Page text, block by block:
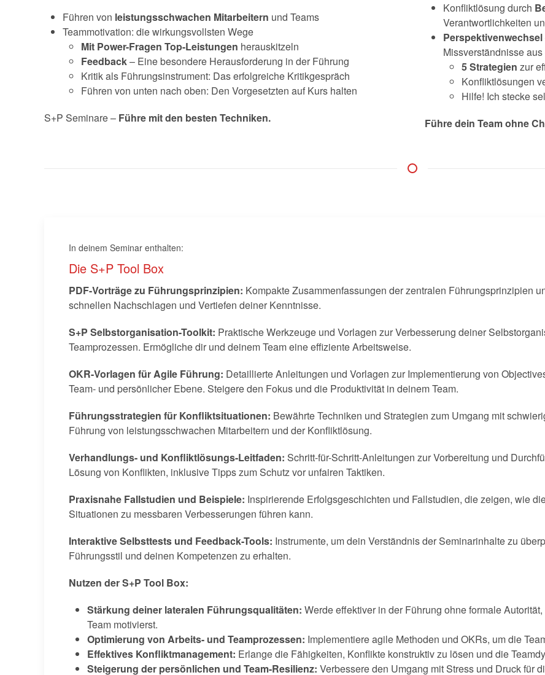
Führen von leistungsschwachen Mitarbeitern und Teams
Teammotivation: die wirkungsvollsten Wege
Mit Power-Fragen Top-Leistungen herauskitzeln
Feedback– Eine besondere Herausforderung in der Führung
Kritik als Führungsinstrument: Das erfolgreiche Kritikgespräch
Führen von unten nach oben: Den Vorgesetzten auf Kurs halten
S+P Seminare – Führe mit den besten Techniken.
Konfliktlösung durch
Verantwortlichkeiten
Perspektivenwechsel
Missverständnisse
5 Strategien zur
Konfliktlösungen
Hilfe! Ich stecke
Führe dein Team ohne
In deinem Seminar enthalten:
Die S+P Tool Box
PDF-Vorträge zu Führungsprinzipien: Kompakte Zusammenfassungen der zentralen Führungsprinzipien
schnellen Nachschlagen und Vertiefen deiner Kenntnisse.
S+P Selbstorganisation-Toolkit: Praktische Werkzeuge und Vorlagen zur Verbesserung deiner
Teamprozessen. Ermögliche dir und deinem Team eine effiziente Arbeitsweise.
OKR-Vorlagen für Agile Führung: Detaillierte Anleitungen und Vorlagen zur Implementierung von
Team- und persönlicher Ebene. Steigere den Fokus und die Produktivität in deinem Team.
Führungsstrategien für Konfliktsituationen: Bewährte Techniken und Strategien zum Umgang mit
Führung von leistungsschwachen Mitarbeitern und der Konfliktlösung.
Verhandlungs- und Konfliktlösungs-Leitfaden: Schritt-für-Schritt-Anleitungen zur Vorbereitung und
Lösung von Konflikten, inklusive Tipps zum Schutz vor unfairen Taktiken.
Praxisnahe Fallstudien und Beispiele: Inspirierende Erfolgsgeschichten und Fallstudien, die zeigen, wie
Situationen zu messbaren Verbesserungen führen kann.
Interaktive Selbsttests und Feedback-Tools: Instrumente, um dein Verständnis der Seminarinhalte zu
Führungsstil und deinen Kompetenzen zu erhalten.
Nutzen der S+P Tool Box:
Stärkung deiner lateralen Führungsqualitäten: Werde effektiver in der Führung ohne formale
Team motivierst.
Optimierung von Arbeits- und Teamprozessen: Implementiere agile Methoden und OKRs, um die
Effektives Konfliktmanagement: Erlange die Fähigkeiten, Konflikte konstruktiv zu lösen und die
Steigerung der persönlichen und Team-Resilienz: Verbessere den Umgang mit Stress und Druck für